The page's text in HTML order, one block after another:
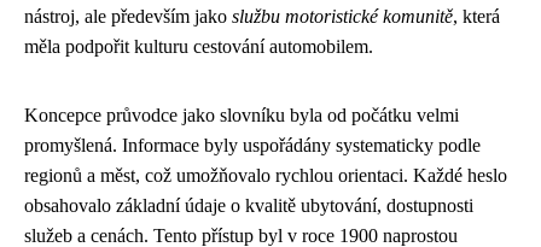
nástroj, ale především jako službu motoristické komunitě, která
měla podpořit kulturu cestování automobilem.
Koncepce průvodce jako slovníku byla od počátku velmi
promyšlená. Informace byly uspořádány systematicky podle
regionů a měst, což umožňovalo rychlou orientaci. Každé heslo
obsahovalo základní údaje o kvalitě ubytování, dostupnosti
služeb a cenách. Tento přístup byl v roce 1900 naprostou